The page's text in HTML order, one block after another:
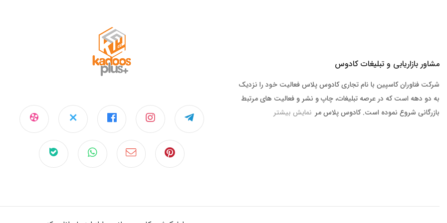
مشاور بازاریابی و تبلیغات کادوس
شرکت فناوران کاسپین با نام تجاری کادوس پلاس فعالیت خود را نزدیک
به دو دهه است که در عرصه تبلیغات، چاپ و نشر و فعالیت های مرتبط
بازرگانی شروع نموده است. کادوس پلاس مر نمایش بیشتر